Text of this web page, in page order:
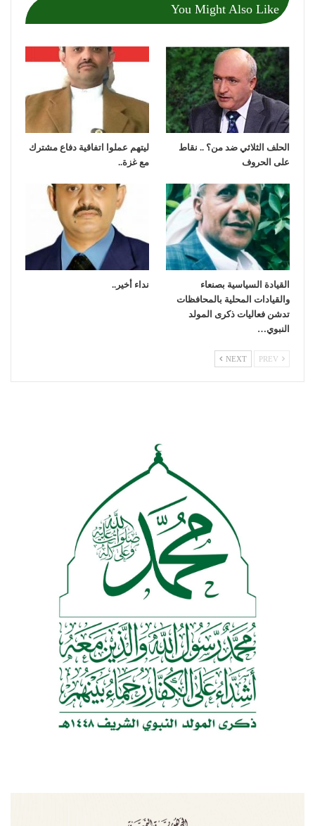
You Might Also Like
الحلف الثلاثي ضد من؟ .. نقاط
على الحروف
ليتهم عملوا اتفاقية دفاع مشترك
مع غزة..
القيادة السياسية بصنعاء
والقيادات المحلية بالمحافظات
تدشن فعاليات ذكرى المولد
النبوي…
نداء أخير..
NEXT